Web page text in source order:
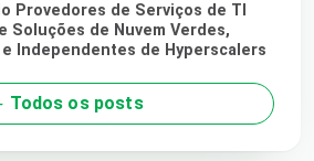
Provedores de Serviços de TI
Soluções de Nuvem Verdes,
Independentes de Hyperscalers
Todos os posts